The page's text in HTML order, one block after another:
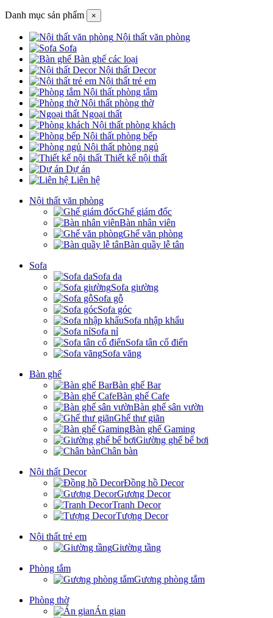
Danh mục sản phẩm ×
Nội thất văn phòng
Sofa
Bàn ghế các loại
Nội thất Decor
Nội thất trẻ em
Nội thất phòng tắm
Nội thất phòng thờ
Ngoại thất
Nội thất phòng khách
Nội thất phòng bếp
Nội thất phòng ngủ
Thiết kế nội thất
Dự án
Liên hệ
Nội thất văn phòng
Ghế giám đốc
Bàn nhân viên
Ghế văn phòng
Bàn quầy lễ tân
Sofa
Sofa da
Sofa giường
Sofa gỗ
Sofa góc
Sofa nhập khẩu
Sofa nỉ
Sofa tân cổ điển
Sofa văng
Bàn ghế
Bàn ghế Bar
Bàn ghế Cafe
Bàn ghế sân vườn
Ghế thư giãn
Bàn ghế Gaming
Giường ghế bể bơi
Chân bàn
Nội thất Decor
Đồng hồ Decor
Gương Decor
Tranh Decor
Tượng Decor
Nội thất trẻ em
Giường tầng
Phòng tắm
Gương phòng tắm
Phòng thờ
Án gian